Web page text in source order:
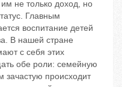
не только доход, но
Главным
воспитание детей
В нашей стране
с себя этих
обе роли: семейную
происходит